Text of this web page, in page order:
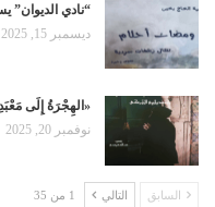
“نادي الديوان”
ديسمبر 15, 2025
«الهِجْرَةُ إِلَى
نوفمبر 20, 2025
السابق التالي 1 من 35